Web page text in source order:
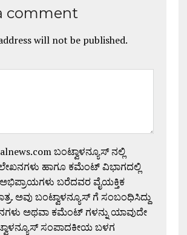
comment
will not be published.
ಬಂಟ್ವಾಳನ್ಯೂಸ್ ನಲ್ಲಿ
ಹಾಗೂ ಕಮೆಂಟ್ ವಿಭಾಗದಲ್ಲಿ
ಬರೆದವರ ವೈಯಕ್ತಿಕ
ಅವು ಬಂಟ್ವಾಳನ್ಯೂಸ್ ಗೆ ಸಂಬಂಧಿಸಿದ್ದು
ಅಥವಾ ಕಮೆಂಟ್ ಗಳನ್ನು ಯಾವುದೇ
ಸಂಪಾದಕೀಯ ಬಳಗ